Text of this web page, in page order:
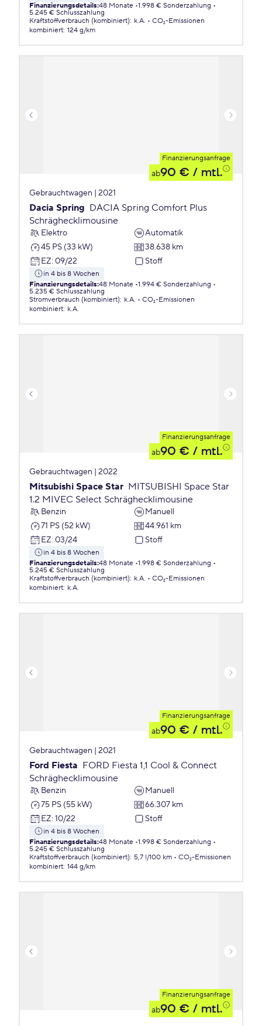
Finanzierungsdetails:48 Monate 1.998 € Sonderzahlung
5.245 € Schlusszahlung
Kraftstoffverbrauch (kombiniert): k.A.
CO₂-Emissionen
kombiniert: 124 g/km
Finanzierungsanfrage
ab90 € / mtl.
Gebrauchtwagen | 2021
Dacia Spring DACIA Spring Comfort Plus
Schräghecklimousine
Elektro
Automatik
45 PS (33 kW)
38.638 km
EZ: 09/22 Stoff
in 4 bis 8 Wochen
Finanzierungsdetails:48 Monate 1.994 € Sonderzahlung
5.235 € Schlusszahlung
Stromverbrauch (kombiniert): k.A.
CO₂-Emissionen
kombiniert: k.A.
Finanzierungsanfrage
ab90 € / mtl.
Gebrauchtwagen | 2022
Mitsubishi Space Star MITSUBISHI Space Star
1.2 MIVEC Select Schräghecklimousine
Benzin
Manuell
71 PS (52 kW)
44.961 km
EZ: 03/24 Stoff
in 4 bis 8 Wochen
Finanzierungsdetails:48 Monate 1.998 € Sonderzahlung
5.245 € Schlusszahlung
Kraftstoffverbrauch (kombiniert): k.A.
CO₂-Emissionen
kombiniert: k.A.
Finanzierungsanfrage
ab90 € / mtl.
Gebrauchtwagen | 2021
Ford Fiesta FORD Fiesta 1,1 Cool & Connect
Schräghecklimousine
Benzin
Manuell
75 PS (55 kW)
66.307 km
EZ: 10/22 Stoff
in 4 bis 8 Wochen
Finanzierungsdetails:48 Monate 1.998 € Sonderzahlung
5.245 € Schlusszahlung
Kraftstoffverbrauch (kombiniert): 5,7 l/100 km
CO₂-Emissionen
kombiniert: 144 g/km
Finanzierungsanfrage
ab90 € / mtl.